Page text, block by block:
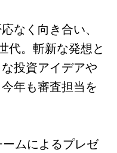
なく向き合い、
代。斬新な発想と
投資アイデアや
年も審査担当を
ムによるプレゼ